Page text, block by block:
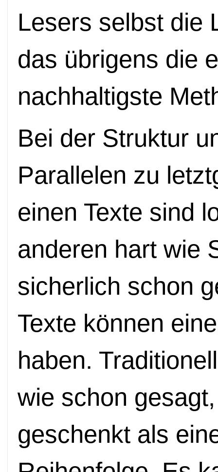
Lesers selbst die
das übrigens die
nachhaltigste
Bei der Struktur
Parallelen zu
einen Texte sind
anderen hart wie
sicherlich schon
Texte können
haben.
wie schon
geschenkt als